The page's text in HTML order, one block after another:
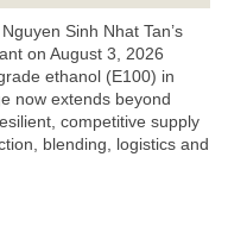
Sinh Nhat Tan’s
on August 3, 2026
ethanol (E100) in
now extends beyond
competitive supply
blending, logistics and